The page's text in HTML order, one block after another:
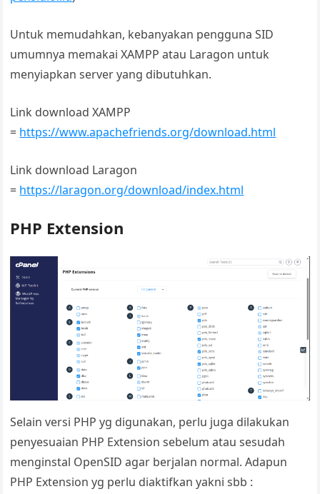
Untuk memudahkan, kebanyakan pengguna SID
umumnya memakai XAMPP atau Laragon untuk
menyiapkan server yang dibutuhkan.
Link download XAMPP
= https://www.apachefriends.org/download.html
Link download Laragon
= https://laragon.org/download/index.html
PHP Extension
Selain versi PHP yg digunakan, perlu juga dilakukan
penyesuaian PHP Extension sebelum atau sesudah
menginstal OpenSID agar berjalan normal. Adapun
PHP Extension yg perlu diaktifkan yakni sbb :